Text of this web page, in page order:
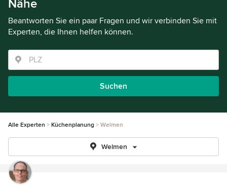
Nähe
Beantworten Sie ein paar Fragen und wir verbinden Sie mit
Experten, die Ihnen helfen können.
Suchen
Alle Experten Küchenplanung Welmen
Welmen